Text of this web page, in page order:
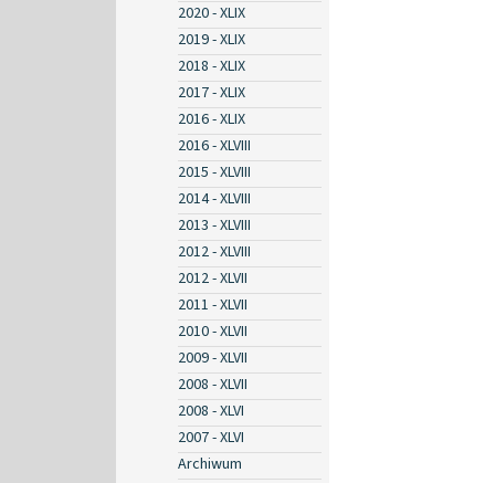
2020 - XLIX
2019 - XLIX
2018 - XLIX
2017 - XLIX
2016 - XLIX
2016 - XLVIII
2015 - XLVIII
2014 - XLVIII
2013 - XLVIII
2012 - XLVIII
2012 - XLVII
2011 - XLVII
2010 - XLVII
2009 - XLVII
2008 - XLVII
2008 - XLVI
2007 - XLVI
Archiwum